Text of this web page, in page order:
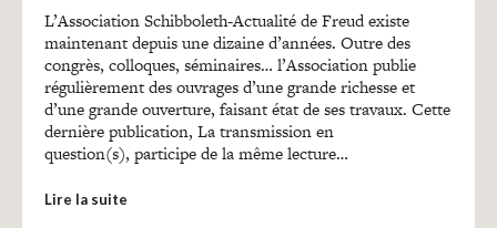
Mon compte
L’Association Schibboleth-Actualité de Freud existe
maintenant depuis une dizaine d’années. Outre des
congrès, colloques, séminaires… l’Association publie
régulièrement des ouvrages d’une grande richesse et
d’une grande ouverture, faisant état de ses travaux. Cette
dernière publication, La transmission en
question(s), participe de la même lecture…
Lire la suite